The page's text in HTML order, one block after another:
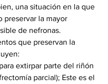
una situación en la que
preservar la mayor
de nefronas.
que preservan la
extirpar parte del riñón
parcial); Este es el